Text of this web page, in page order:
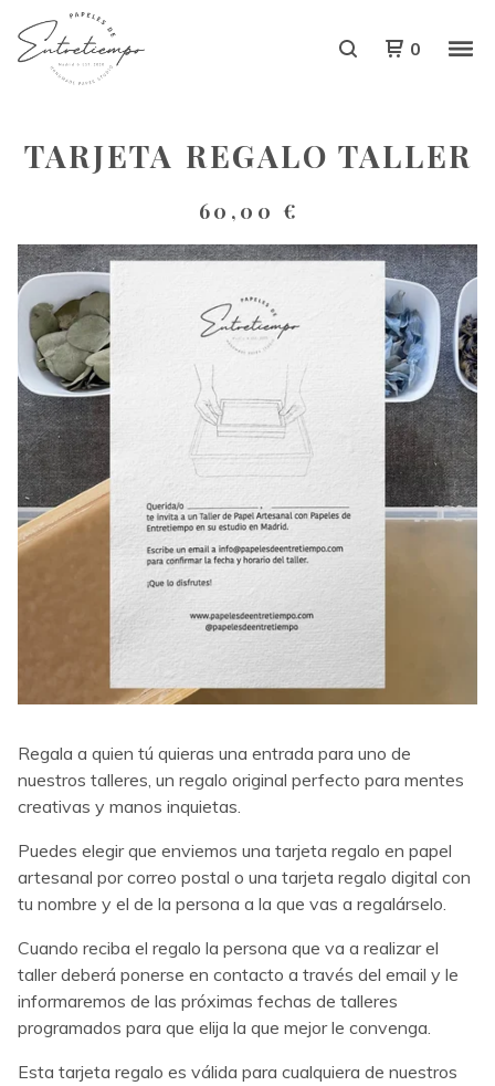
0
TARJETA REGALO TALLER
60,00 €
Regala a quien tú quieras una entrada para uno de
nuestros talleres, un regalo original perfecto para mentes
creativas y manos inquietas.
Puedes elegir que enviemos una tarjeta regalo en papel
artesanal por correo postal o una tarjeta regalo digital con
tu nombre y el de la persona a la que vas a regalárselo.
Cuando reciba el regalo la persona que va a realizar el
taller deberá ponerse en contacto a través del email y le
informaremos de las próximas fechas de talleres
programados para que elija la que mejor le convenga.
Esta tarjeta regalo es válida para cualquiera de nuestros